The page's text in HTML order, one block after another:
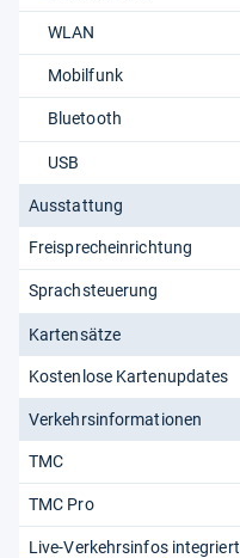
WLAN
Mobilfunk
Bluetooth
USB
Ausstattung
Freisprecheinrichtung
Sprachsteuerung
Kartensätze
Kostenlose Kartenupdates
Verkehrsinformationen
TMC
TMC Pro
Live-Verkehrsinfos integriert